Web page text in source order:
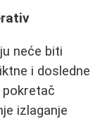
neće biti
i dosledne
pokretač
izlaganje